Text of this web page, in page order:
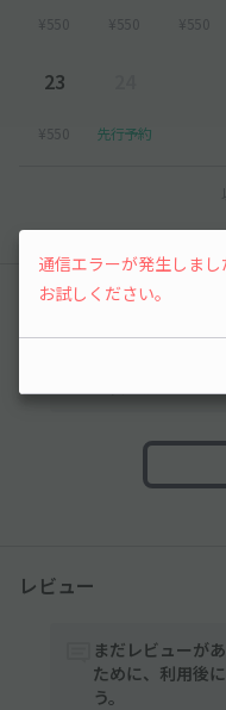
¥550 ¥550 ¥550
23
¥550 先行予約
みんなの駐車場Q&A
まだ質問があり
レビュー
まだレビューが
ために、利用後
う。
通信エラーが発生しま
お試しください。